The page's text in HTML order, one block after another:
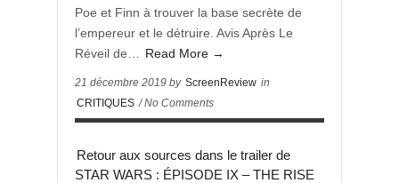
Poe et Finn à trouver la base secrète de
l’empereur et le détruire. Avis Après Le
Réveil de…
Read More →
21 décembre 2019 by ScreenReview in
CRITIQUES / No Comments
Retour aux sources dans le trailer de
STAR WARS : ÉPISODE IX – THE RISE